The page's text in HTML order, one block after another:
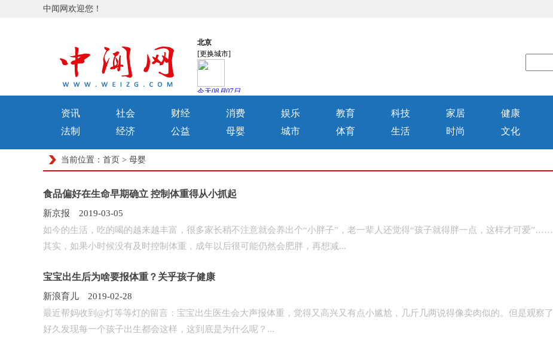
中闻网欢迎您！
资讯 社会 财经 消费 娱乐 教育 科技 家居 健康
法制
经济 公益 母婴 城市 体育 生活 时尚 文化
当前位置： 首页 > 母婴
食品偏好在生命早期确立 控制体重得从小抓起
新京报 2019-03-05
如今的生活，吃的喝的越来越丰富，很多家长稍不注意就会养出个“小胖子”，老一辈人还觉得“孩子就得胖一点，这样才可爱”……
其实，如果小时候没有及时控制体重，成年以后很可能仍然会肥胖，再想减...
宝宝出生后为啥要报体重？关乎孩子健康
新浪育儿 2019-02-28
最近帮妈收到@灯等等灯的留言：宝宝出生医生会大声报体重，觉得又高兴又有点小尴尬，几斤几两说得像卖肉似的。但是观察了
好久发现每一个孩子出生都会这样，这到底是为什么呢？...